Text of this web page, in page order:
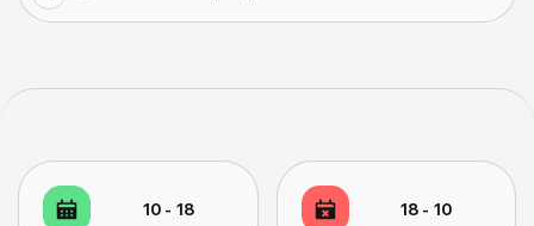
10 - 18 18 - 10